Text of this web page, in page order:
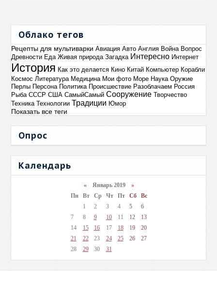
Облако тегов
Рецепты для мультиварки Авиация Авто Англия Война Вопрос
Древности Еда Живая природа Загадка Интересно Интернет
История Как это делается Кино Китай Компьютер Корабли
Космос Литература Медицина Мои фото Море Наука Оружие
Перлы Персона Политика Происшествие Разоблачаем Россия
Рыба СССР США СамыйСамый Сооружение Творчество
Техника Технологии Традиции Юмор
Показать все теги
Опрос
Календарь
«Январь 2019 »
Пн
Вт Ср Чт Пт Сб
Вс
1
2 3 4 5
6
7
8 9 10 11 12
13
14
15 16 17 18 19
20
21
22 23 24 25 26
27
28
29 30 31